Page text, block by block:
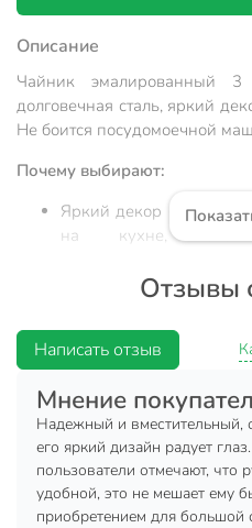
Описание
Чайник эмалированный
долговечная сталь, яркий
Не боится посудомоечной
Почему выбирают:
Яркий декор «Цветное
на кухне,
Объём 3 литра, корпус
Универсальность:
стеклокерамических
подарка
Ищете, какой чайник
использования или дачи?
это эмалированный
отлично подходящий для
Отзывы
Написать отзыв
Мнение
Надежный и вместительный,
его яркий дизайн радует
пользователи отмечают, что
удобной, это не мешает ему
приобретением для большой